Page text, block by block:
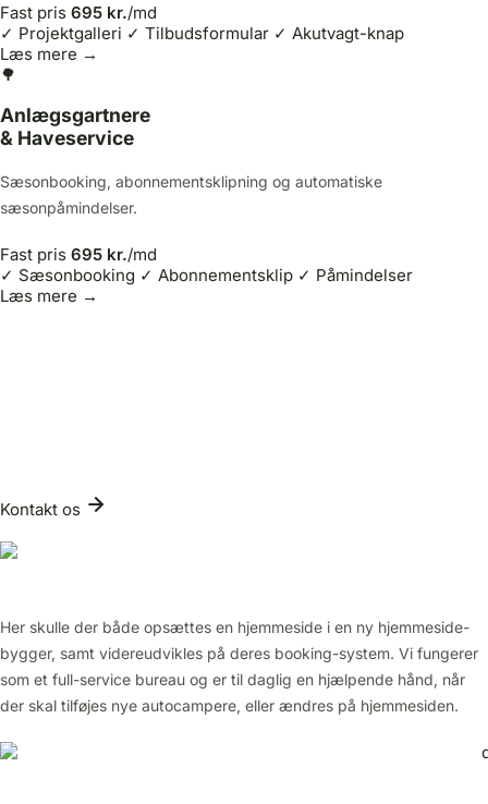
Fast pris 695 kr./md
✓ Projektgalleri ✓ Tilbudsformular ✓ Akutvagt-knap
Læs mere →
🌳
Anlægsgartnere
& Haveservice
Sæsonbooking, abonnementsklipning og automatiske
sæsonpåmindelser.
Fast pris 695 kr./md
✓ Sæsonbooking ✓ Abonnementsklip ✓ Påmindelser
Læs mere →
Kontakt os
Her skulle der både opsættes en hjemmeside i en ny hjemmeside-
bygger, samt videreudvikles på deres booking-system. Vi fungerer
som et full-service bureau og er til daglig en hjælpende hånd, når
der skal tilføjes nye autocampere, eller ændres på hjemmesiden.